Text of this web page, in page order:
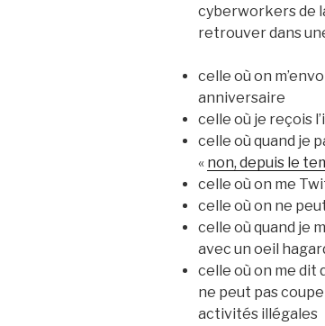
cyberworkers de
retrouver dans
celle où on
anniversaire
celle où je reçois
celle où quand je
« non, depuis le
celle où on me
celle où on ne
celle où quand je
avec un oeil
celle où on me dit
ne peut pas
activités illégales